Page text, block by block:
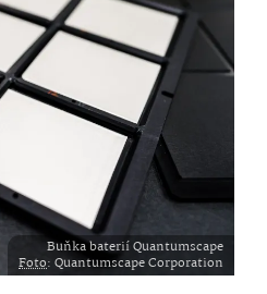
Buňka baterií Quantumscape
Foto: Quantumscape Corporation